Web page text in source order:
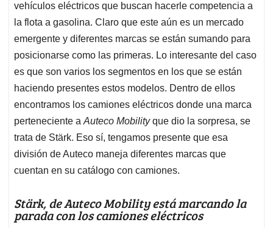
A
p
p
o
o
k
d
I
n
d
s
vehículos eléctricos que buscan hacerle competencia a
la flota a gasolina. Claro que este aún es un mercado
emergente y diferentes marcas se están sumando para
posicionarse como las primeras. Lo interesante del caso
es que son varios los segmentos en los que se están
haciendo presentes estos modelos. Dentro de ellos
encontramos los camiones eléctricos donde una marca
perteneciente a Auteco Mobilityque dio la sorpresa, se
trata de Stärk. Eso sí, tengamos presente que esa
división de Auteco maneja diferentes marcas que
cuentan en su catálogo con camiones.
Stärk, de Auteco Mobility está marcando la
parada con los camiones eléctricos